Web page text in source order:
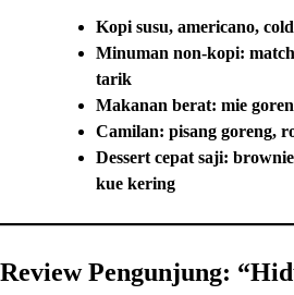
Kopi susu, americano,
Minuman non-kopi:
tarik
Makanan berat: mie
Camilan: pisang goreng,
Dessert cepat saji:
kue kering
Review Pengunjung: